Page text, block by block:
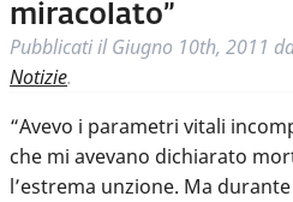
miracolato”
Pubblicati ilGiugno 10th, 2011
Notizie.
“Avevo i parametri vitali
che mi avevano dichiarato
l’estrema unzione. Ma